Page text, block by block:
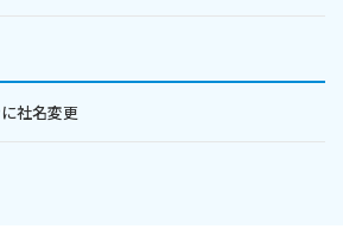
社名変更